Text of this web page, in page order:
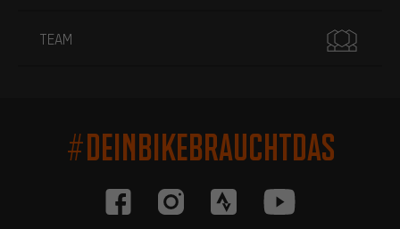
TEAM
#DEINBIKEBRAUCHTDAS